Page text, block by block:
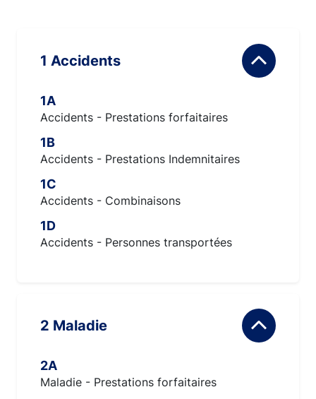
1 Accidents
1A
Accidents - Prestations forfaitaires
1B
Accidents - Prestations Indemnitaires
1C
Accidents - Combinaisons
1D
Accidents - Personnes transportées
2 Maladie
2A
Maladie - Prestations forfaitaires